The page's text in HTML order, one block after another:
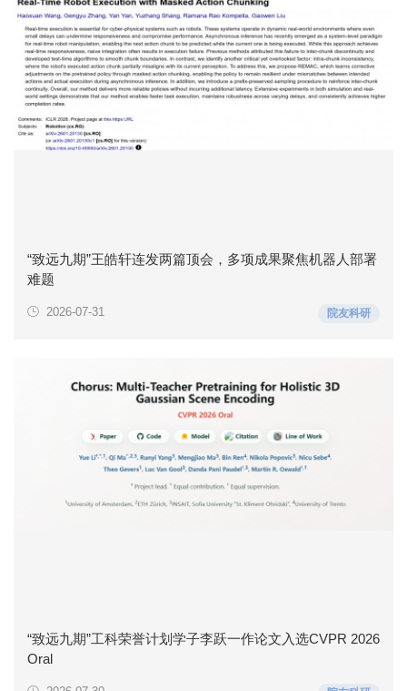
“致远九期”王皓轩连发两篇顶会，多项成果聚焦机器人部署
难题
2026-07-31 院友科研
“致远九期”工科荣誉计划学子李跃一作论文入选CVPR 2026
Oral